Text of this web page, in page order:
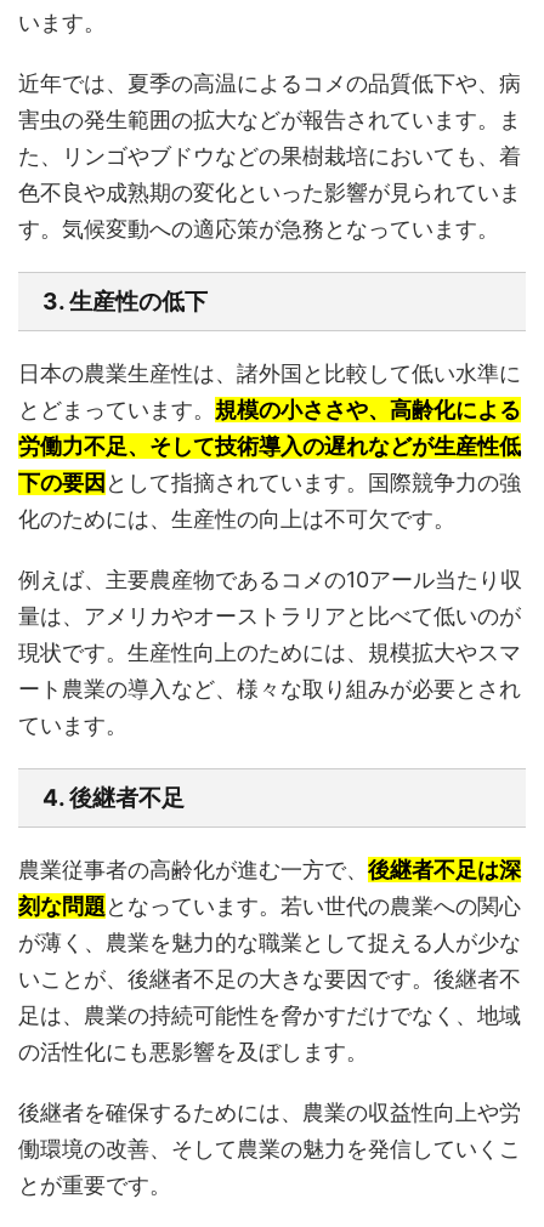
います。
近年では、夏季の高温によるコメの品質低下や、病
害虫の発生範囲の拡大などが報告されています。ま
た、リンゴやブドウなどの果樹栽培においても、着
色不良や成熟期の変化といった影響が見られていま
す。気候変動への適応策が急務となっています。
3. 生産性の低下
日本の農業生産性は、諸外国と比較して低い水準に
とどまっています。 規模の小ささや、高齢化による
労働力不足、そして技術導入の遅れなどが生産性低
下の要因 として指摘されています。国際競争力の強
化のためには、生産性の向上は不可欠です。
例えば、主要農産物であるコメの10アール当たり収
量は、アメリカやオーストラリアと比べて低いのが
現状です。生産性向上のためには、規模拡大やスマ
ート農業の導入など、様々な取り組みが必要とされ
ています。
4. 後継者不足
農業従事者の高齢化が進む一方で、 後継者不足は深
刻な問題となっています。若い世代の農業への関心
が薄く、農業を魅力的な職業として捉える人が少な
いことが、後継者不足の大きな要因です。後継者不
足は、農業の持続可能性を脅かすだけでなく、地域
の活性化にも悪影響を及ぼします。
後継者を確保するためには、農業の収益性向上や労
働環境の改善、そして農業の魅力を発信していくこ
とが重要です。